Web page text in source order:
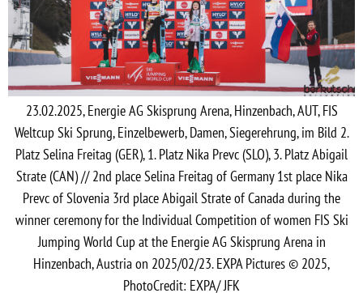
23.02.2025, Energie AG Skisprung Arena, Hinzenbach, AUT, FIS
Weltcup Ski Sprung, Einzelbewerb, Damen, Siegerehrung, im Bild 2.
Platz Selina Freitag (GER), 1. Platz Nika Prevc (SLO), 3. Platz Abigail
Strate (CAN) // 2nd place Selina Freitag of Germany 1st place Nika
Prevc of Slovenia 3rd place Abigail Strate of Canada during the
winner ceremony for the Individual Competition of women FIS Ski
Jumping World Cup at the Energie AG Skisprung Arena in
Hinzenbach, Austria on 2025/02/23. EXPA Pictures © 2025,
PhotoCredit: EXPA/ JFK